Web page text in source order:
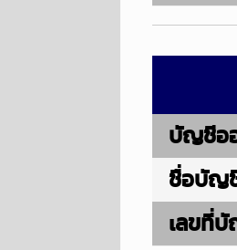
บัญชีอ
ชื่อบัญ
เลขที่